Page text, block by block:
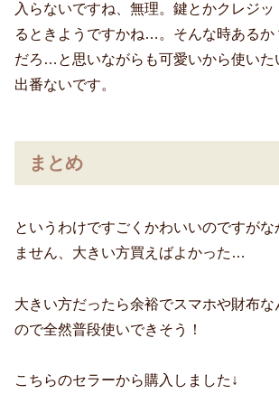
入らないですね、無理。鍵とかクレジ
るときようですかね…。そんな時あるか
だろ…と思いながらも可愛いから使いた
出番ないです。
まとめ
というわけですごくかわいいのですがな
ません、大きい方買えばよかった…
大きい方だったら余裕でスマホや財布な
ので全然普段使いできそう！
こちらのセラーから購入しました↓